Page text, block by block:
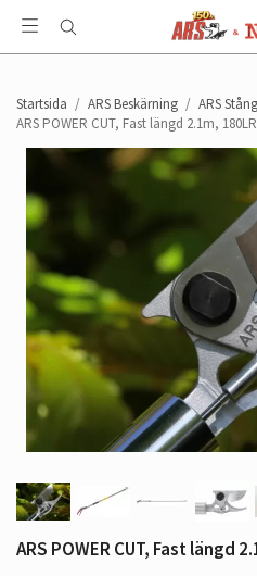
Startsida / ARS Beskärning / ARS
ARS POWER CUT, Fast längd 2.1m,
ARS POWER CUT, Fast längd